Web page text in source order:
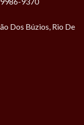
Dos Búzios, Rio De